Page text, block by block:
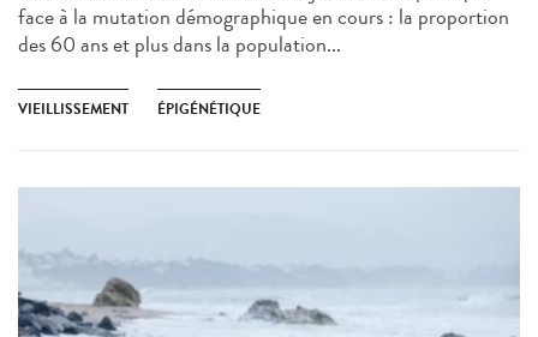
face à la mutation démographique en cours : la proportion
des 60 ans et plus dans la population...
VIEILLISSEMENT ÉPIGÉNÉTIQUE